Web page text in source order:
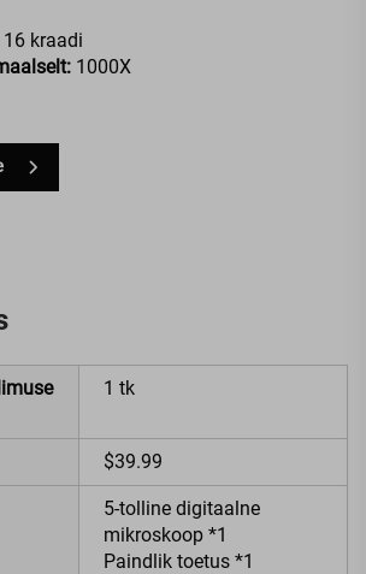
16 kraadi
1000X
1 tk
$39.99
5-tolline digitaalne
mikroskoop *1
Paindlik toetus *1